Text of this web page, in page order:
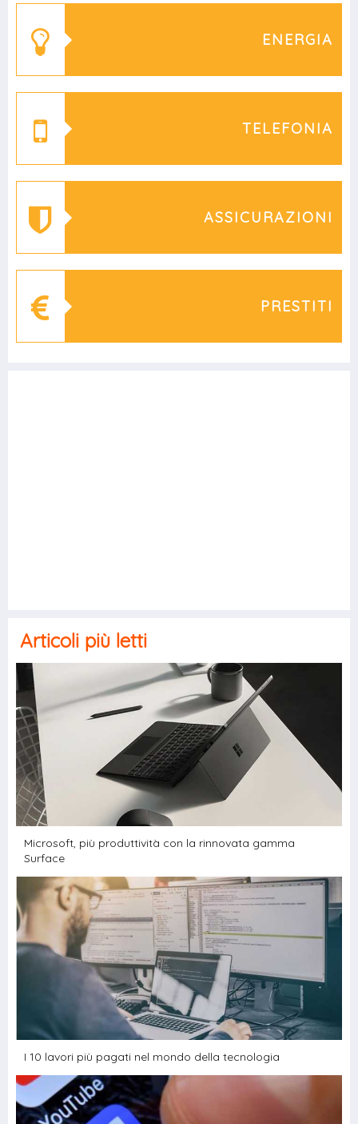
ENERGIA
TELEFONIA
ASSICURAZIONI
PRESTITI
Articoli più letti
Microsoft, più produttività con la rinnovata gamma
Surface
I 10 lavori più pagati nel mondo della tecnologia